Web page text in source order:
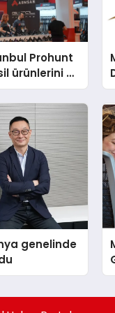
Prohunt
ürünlerini ve
genelinde